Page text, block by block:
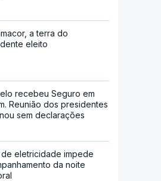
a terra do
eleito
recebeu Seguro em
Reunião dos presidentes
sem declarações
de eletricidade impede
da noite